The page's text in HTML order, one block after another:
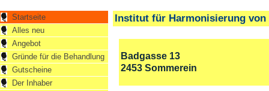
Startseite
Alles neu
Angebot
Gründe für die Behandlung
Gutscheine
Der Inhaber
Institut für Harmonisierung von
Badgasse 13
2453 Sommerein